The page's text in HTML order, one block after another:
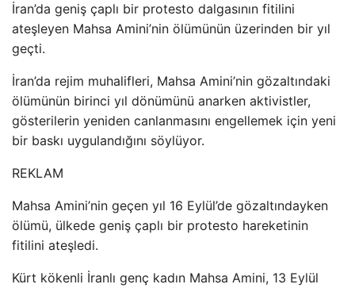
İran’da geniş çaplı bir protesto dalgasının fitilini
ateşleyen Mahsa Amini’nin ölümünün üzerinden bir yıl
geçti.
İran’da rejim muhalifleri, Mahsa Amini’nin gözaltındaki
ölümünün birinci yıl dönümünü anarken aktivistler,
gösterilerin yeniden canlanmasını engellemek için yeni
bir baskı uygulandığını söylüyor.
REKLAM
Mahsa Amini’nin geçen yıl 16 Eylül’de gözaltındayken
ölümü, ülkede geniş çaplı bir protesto hareketinin
fitilini ateşledi.
Kürt kökenli İranlı genç kadın Mahsa Amini, 13 Eylül